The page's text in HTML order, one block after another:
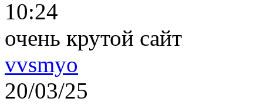
10:24
очень крутой сайт
vvsmyo
20/03/25